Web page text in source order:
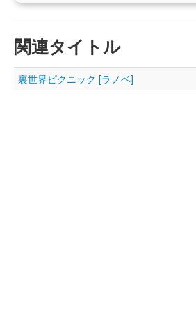
関連タイトル
裏世界ピクニック [ラノベ]